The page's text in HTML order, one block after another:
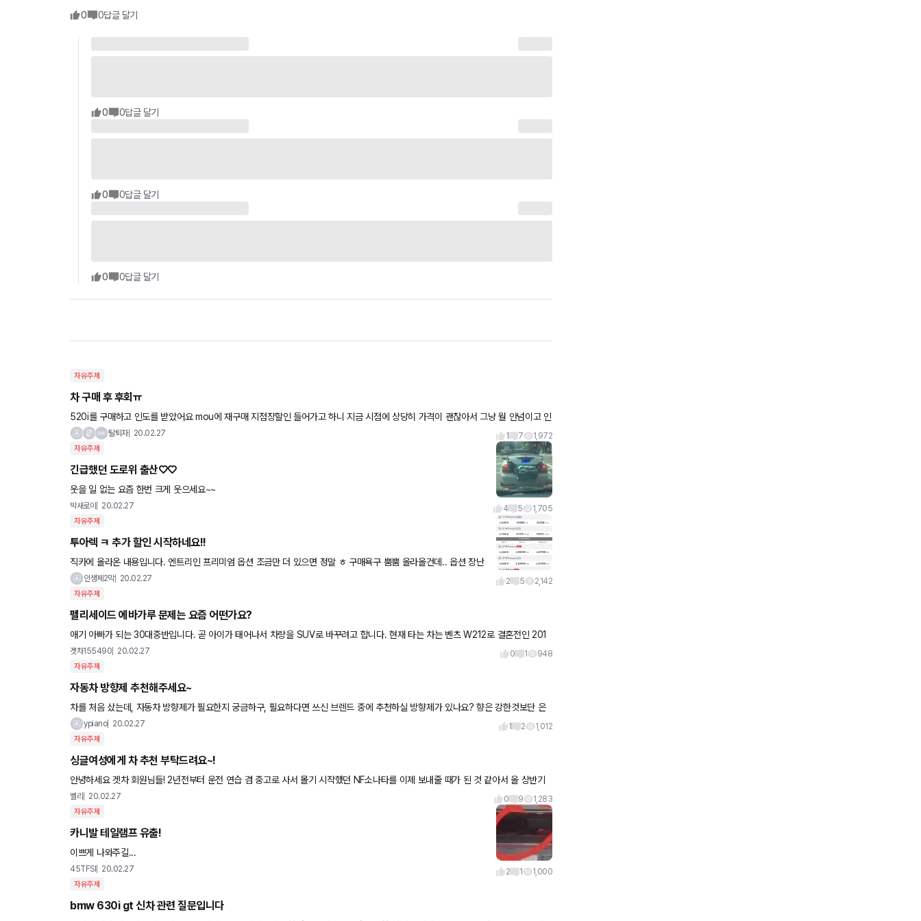
0 0답글 달기
0 0답글 달기
0 0답글 달기
0 0답글 달기
자유주제
차 구매 후 후회ㅠ
520i를 구매하고 인도를 받았어요 mou에 재구매 지점장할인 들어가고 하니 지금 시점에 상당히 가격이 괜찮아서 그냥 월 안넘이고 인
탈퇴자 20.02.27 1 7 1,972
자유주제
긴급했던 도로위 출산♡♡
웃을 일 없는 요즘 한번 크게 웃으세요~~
박새로이 20.02.27 4 5 1,705
자유주제
투아렉 ㅋ 추가 할인 시작하네요!!
직카에 올라온 내용입니다. 엔트리인 프리미엄 옵션 조금만 더 있으면 정말 ㅎ 구매욕구 뿜뿜 올라올건데.. 옵션 장난
인생제2막 20.02.27 2 5 2,142
자유주제
펠리세이드 에바가루 문제는 요즘 어떤가요?
애기 아빠가 되는 30대중반입니다. 곧 아이가 태어나서 차량을 SUV로 바꾸려고 합니다. 현재 타는 차는 벤츠 W212로 결혼전인 201
5년에 구매한 차량인데 유모차가 큰 건 분해해야하고 카시트도
겟차155490 20.02.27 0 1 948
자유주제
자동차 방향제 추천해주세요~
차를 처음 샀는데, 자동차 방향제가 필요한지 궁금하구, 필요하다면 쓰신 브렌드 중에 추천하실 방향제가 있나요? 향은 강한것보단 은
은한게 좋을것 같습니다. 감사합니다^^
ypiano 20.02.27 1 2 1,012
자유주제
싱글여성에게 차 추천 부탁드려요~!
안녕하세요 겟차 회원님들! 2년전부터 운전 연습 겸 중고로 사서 몰기 시작했던 NF소나타를 이제 보내줄 때가 된 것 같아서 올 상반기
벨리 20.02.27 0 9 1,283
자유주제
카니발 테일램프 유출!
이쁘게 나와주길...
45TFSI 20.02.27 2 1 1,000
자유주제
bmw 630i gt 신차 관련 질문입니다